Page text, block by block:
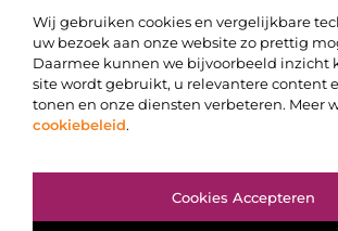
Wij gebruiken cookies en vergelijkbare
uw bezoek aan onze website zo prettig
Daarmee kunnen we bijvoorbeeld inzicht
site wordt gebruikt, u relevantere content
tonen en onze diensten verbeteren. Meer
cookiebeleid.
Cookies Accepteren
Top
Waarom Engels leren je scherp houdt en je
versnelt
Royal Canin Hypoallergenic als Rettung in
Meer zelfvertrouwen op foto's dankzij een
Boost je website autoriteit: De ultieme gids